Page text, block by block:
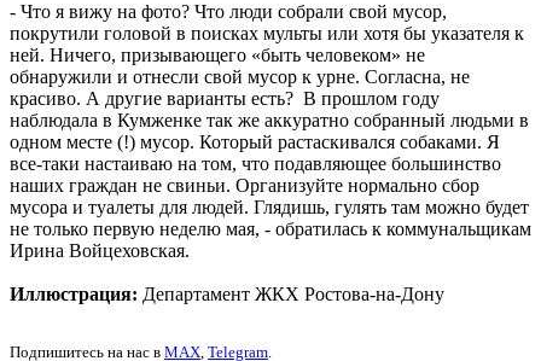
- Что я вижу на фото? Что люди собрали свой мусор,
покрутили головой в поисках мульты или хотя бы указателя к
ней. Ничего, призывающего «быть человеком» не
обнаружили и отнесли свой мусор к урне. Согласна, не
красиво. А другие варианты есть? В прошлом году
наблюдала в Кумженке так же аккуратно собранный людьми в
одном месте (!) мусор. Который растаскивался собаками. Я
все-таки настаиваю на том, что подавляющее большинство
наших граждан не свиньи. Организуйте нормально сбор
мусора и туалеты для людей. Глядишь, гулять там можно будет
не только первую неделю мая, - обратилась к коммунальщикам
Ирина Войцеховская.
Иллюстрация: Департамент ЖКХ Ростова-на-Дону
Подпишитесь на нас в MAX, Telegram.